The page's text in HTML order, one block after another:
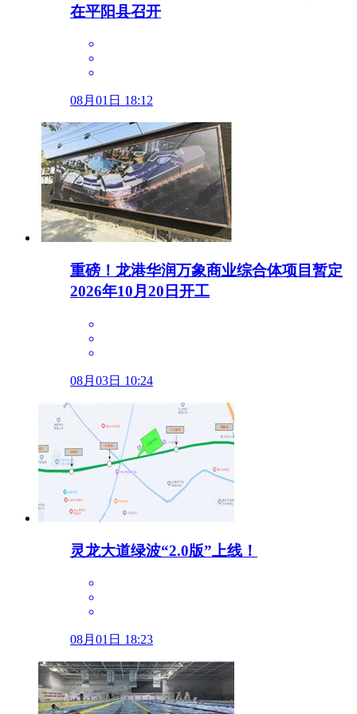
在平阳县召开
08月01日 18:12
重磅！龙港华润万象商业综合体项目暂定
2026年10月20日开工
08月03日 10:24
灵龙大道绿波“2.0版”上线！
08月01日 18:23